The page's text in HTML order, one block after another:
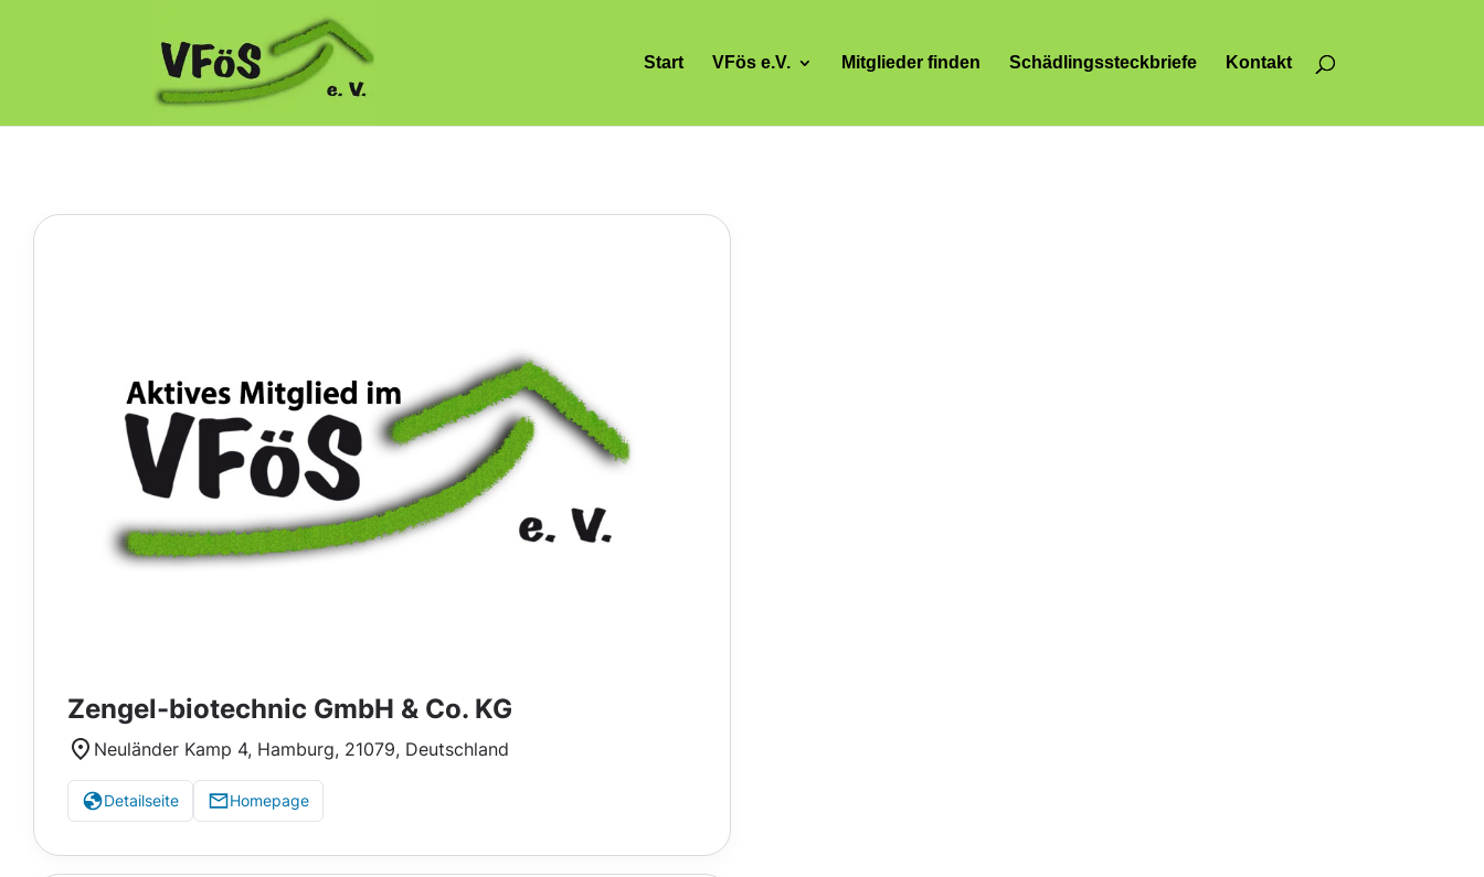
Start VFös e.V. Mitglieder finden Schädlingssteckbriefe Kontakt
Zengel-biotechnic GmbH & Co. KG
Neuländer Kamp 4, Hamburg, 21079, Deutschland
Detailseite Homepage